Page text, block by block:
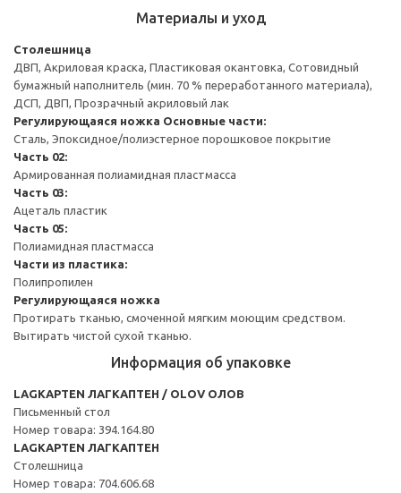
Материалы и уход
Столешница
ДВП, Акриловая краска, Пластиковая окантовка, Сотовидный
бумажный наполнитель (мин. 70 % переработанного материала),
ДСП, ДВП, Прозрачный акриловый лак
Регулирующаяся ножка Основные части:
Сталь, Эпоксидное/полиэстерное порошковое покрытие
Часть 02:
Армированная полиамидная пластмасса
Часть 03:
Ацеталь пластик
Часть 05:
Полиамидная пластмасса
Части из пластика:
Полипропилен
Регулирующаяся ножка
Протирать тканью, смоченной мягким моющим средством.
Вытирать чистой сухой тканью.
Информация об упаковке
LAGKAPTEN ЛАГКАПТЕН / OLOV ОЛОВ
Письменный стол
Номер товара: 394.164.80
LAGKAPTEN ЛАГКАПТЕН
Столешница
Номер товара: 704.606.68